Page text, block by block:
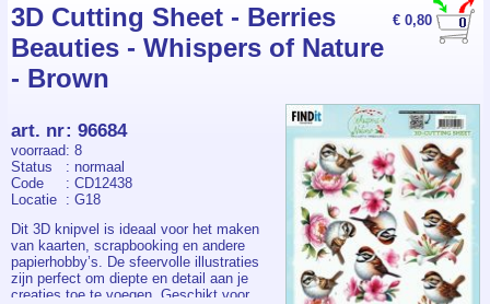
€ 0,80
3D Cutting Sheet - Berries
Beauties - Whispers of Nature
- Brown
art. nr: 96684
voorraad: 8
Status
: normaal
Code
: CD12438
Locatie : G18
Dit 3D knipvel is ideaal voor het maken
van kaarten, scrapbooking en andere
papierhobby’s. De sfeervolle illustraties
zijn perfect om diepte en detail aan je
creaties toe te voegen. Geschikt voor